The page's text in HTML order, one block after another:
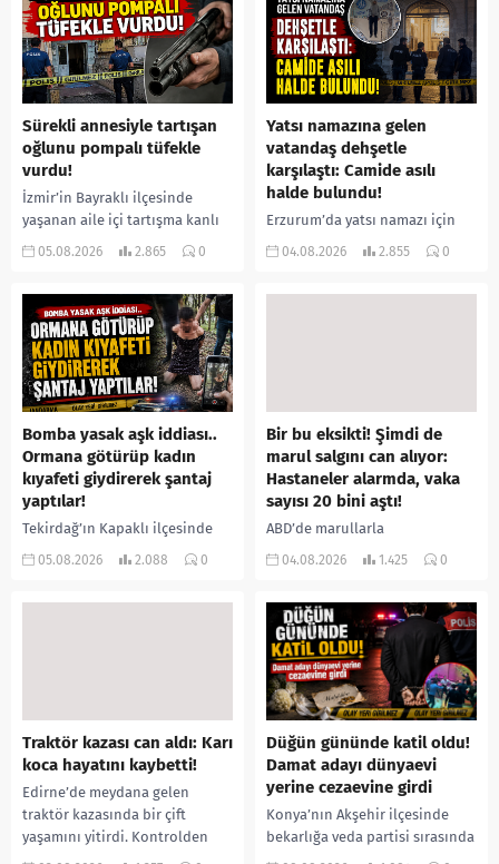
Sürekli annesiyle tartışan
oğlunu pompalı tüfekle
vurdu!
İzmir’in Bayraklı ilçesinde
yaşanan aile içi tartışma kanlı
bitti. İddiaya göre, uzun süredir
05.08.2026 2.865 0
Yatsı namazına gelen
vatandaş dehşetle
karşılaştı: Camide asılı
halde bulundu!
Erzurum’da yatsı namazı için
camiye gelen bir vatandaş,
04.08.2026 2.855 0
Bomba yasak aşk iddiası..
Ormana götürüp kadın
kıyafeti giydirerek şantaj
yaptılar!
Tekirdağ’ın Kapaklı ilçesinde
bir kişiyi, arkadaşının eşiyle
05.08.2026 2.088 0
Bir bu eksikti! Şimdi de
marul salgını can alıyor:
Hastaneler alarmda, vaka
sayısı 20 bini aştı!
ABD’de marullarla
ilişkilendirilen siklospora
salgında vaka sayısının 20 bini
aştığı belirtilirken, sağlık...
04.08.2026 1.425 0
Traktör kazası can aldı: Karı
koca hayatını kaybetti!
Edirne’de meydana gelen
traktör kazasında bir çift
yaşamını yitirdi. Kontrolden
çıkarak devrilen traktörün
Düğün gününde katil oldu!
Damat adayı dünyaevi
yerine cezaevine girdi
Konya’nın Akşehir ilçesinde
bekarlığa veda partisi sırasında
çıkan kavgada bir kişi hayatını